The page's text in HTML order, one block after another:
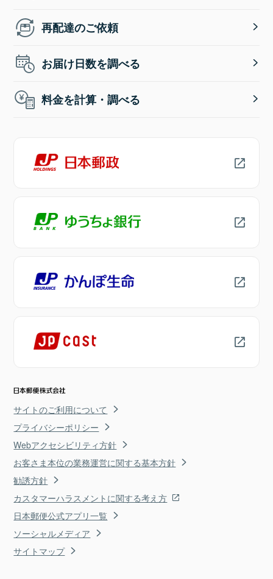
再配達のご依頼
お届け日数を調べる
料金を計算・調べる
サイトのご利用について
プライバシーポリシー
Webアクセシビリティ方針
お客さま本位の業務運営に関する基本方針
勧誘方針
カスタマーハラスメントに関する考え方
日本郵便公式アプリ一覧
ソーシャルメディア
サイトマップ